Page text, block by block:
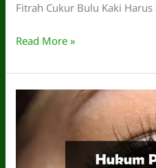
Fitrah Cukur Bulu Kaki
Hukum
Bulu
Kening
atau
atau
Read More »